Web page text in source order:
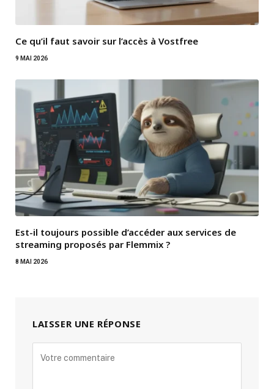
Ce qu’il faut savoir sur l’accès à Vostfree
9 MAI 2026
Est-il toujours possible d’accéder aux services de
streaming proposés par Flemmix ?
8 MAI 2026
LAISSER UNE RÉPONSE